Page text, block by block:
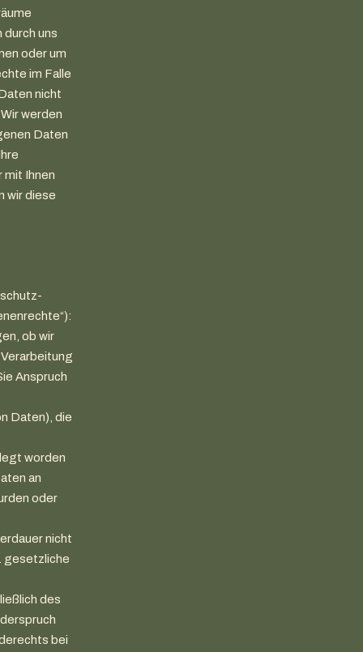
uns
oder um
im Falle
nicht
werden
Daten
mit Ihnen
wir diese
ob wir
Anspruch
Daten), die
worden
an
oder
nicht
gesetzliche
des
bei